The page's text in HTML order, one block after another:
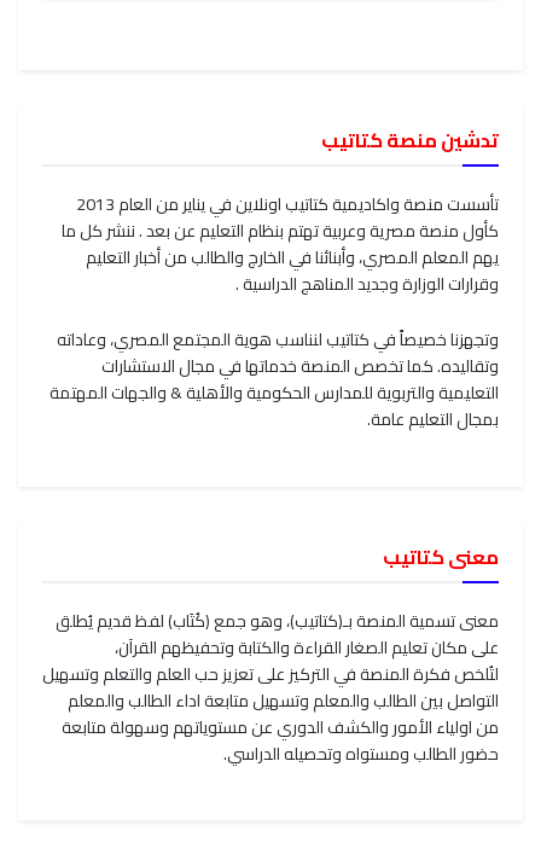
تدشين منصة كتاتيب
تأسست منصة واكاديمية كتاتيب اونلاين في يناير من العام 2013
كأول منصة مصرية وعربية تهتم بنظام التعليم عن بعد . ننشر كل ما
يهم المعلم المصري، وأبنائنا في الخارج والطالب من أخبار التعليم
وقرارات الوزارة وجديد المناهج الدراسية .
وتجهزنا خصيصاً في كتاتيب لنناسب هوية المجتمع المصري، وعاداته
وتقاليده. كما تخصص المنصة خدماتها في مجال الاستشارات
التعليمية والتربوية للمدارس الحكومية والأهلية & والجهات المهتمة
بمجال التعليم عامة.
معنى كتاتيب
معنى تسمية المنصة بـ(كتاتيب)، وهو جمع (كُتَاب) لفظ قديم يُطلق
على مكان تعليم الصغار القراءة والكتابة وتحفيظهم القرآن،
لتُلخص فكرة المنصة في التركيز على تعزيز حب العلم والتعلم وتسهيل
التواصل بين الطالب والمعلم وتسهيل متابعة اداء الطالب والمعلم
من اولياء الأمور والكشف الدوري عن مستوياتهم وسهولة متابعة
حضور الطالب ومستواه وتحصيله الدراسي.